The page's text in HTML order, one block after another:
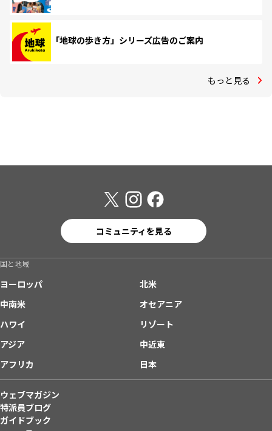
「地球の歩き方」シリーズ広告のご案内
もっと見る
コミュニティを見る
国と地域
ヨーロッパ
北米
中南米
オセアニア
ハワイ
リゾート
アジア
中近東
アフリカ
日本
ウェブマガジン
特派員ブログ
ガイドブック